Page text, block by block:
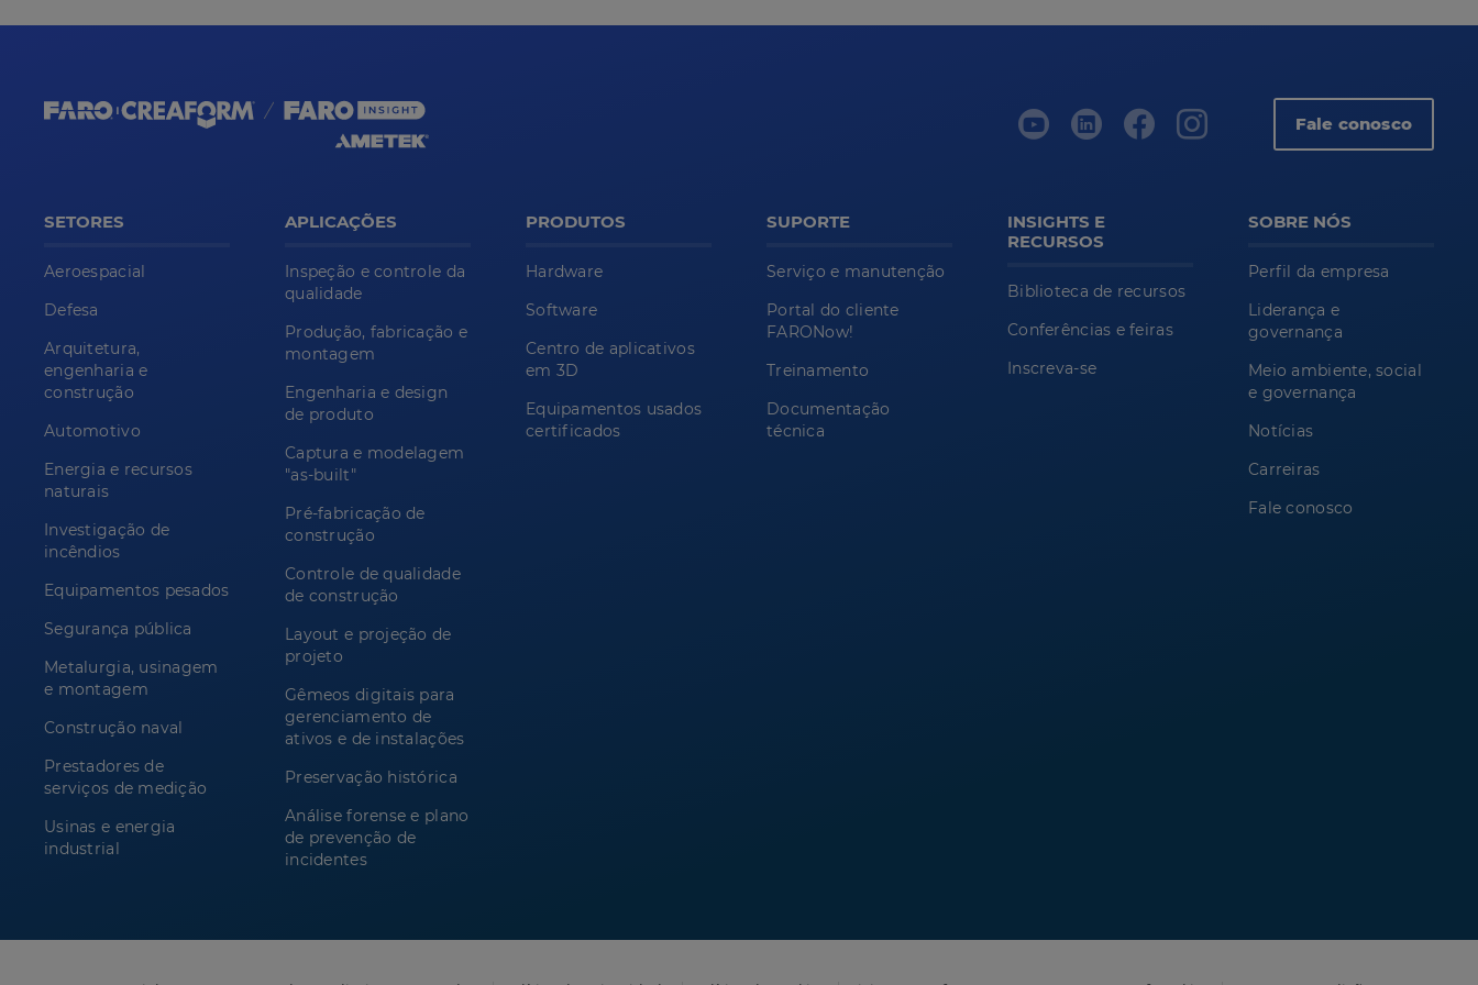
Fale conosco
SETORES
Aeroespacial
Defesa
Arquitetura,
engenharia e
construção
Automotivo
Energia e recursos
naturais
Investigação de
incêndios
Equipamentos pesados
Segurança pública
Metalurgia, usinagem
e montagem
Construção naval
Prestadores de
serviços de medição
Usinas e energia
industrial
APLICAÇÕES
Inspeção e controle da
qualidade
Produção, fabricação e
montagem
Engenharia e design
de produto
Captura e modelagem
"as-built"
Pré-fabricação de
construção
Controle de qualidade
de construção
Layout e projeção de
projeto
Gêmeos digitais para
gerenciamento de
ativos e de instalações
Preservação histórica
Análise forense e plano
de prevenção de
incidentes
PRODUTOS
Hardware
Software
Centro de aplicativos
em 3D
Equipamentos usados
certificados
SUPORTE
Serviço e manutenção
Portal do cliente
FARONow!
Treinamento
Documentação
técnica
INSIGHTS E
RECURSOS
Biblioteca de recursos
Conferências e feiras
Inscreva-se
SOBRE NÓS
Perfil da empresa
Liderança e
governança
Meio ambiente, social
e governança
Notícias
Carreiras
Fale conosco